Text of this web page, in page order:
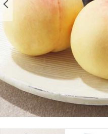
前の画像を表示する